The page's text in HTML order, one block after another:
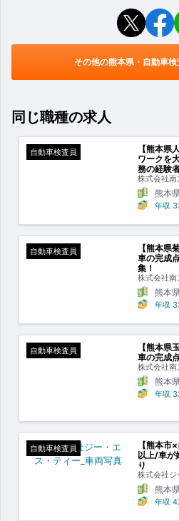
その他の熊本県・自動車
同じ職種の求人
自動車検査員
【熊本県
ワークを
務の経験
株式会社南
熊本
年収
自動車検査員
【熊本県
車の完成
集！
株式会社南
熊本
年収
自動車検査員
【熊本県
車の完成
株式会社南
熊本
年収
自動車検査員
【熊本市
以上/車が
り
株式会社ジ
熊本
年収